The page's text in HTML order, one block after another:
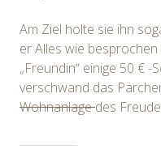
Am Ziel holte sie ihn
er Alles wie
„Freundin“ einige 50 €
verschwand das
Wohnanlagedes